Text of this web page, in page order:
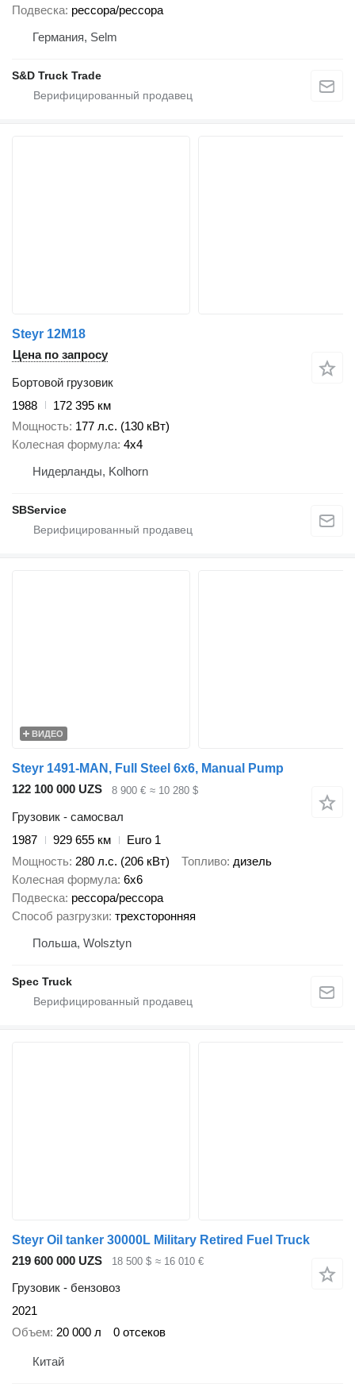
Подвеска рессора/рессора
Германия, Selm
S&D Truck Trade
Steyr 12M18
Цена по запросу
Бортовой грузовик
1988
172 395 км
Мощность 177 л.с. (130 кВт)
Колесная формула 4x4
Нидерланды, Kolhorn
SBService
ВИДЕО
Steyr 1491-MAN, Full Steel 6x6, Manual Pump
122 100 000 UZS
8 900 € ≈ 10 280 $
Грузовик - самосвал
1987
929 655 км
Euro 1
Мощность 280 л.с. (206 кВт) Топливо дизель
Колесная формула 6x6
Подвеска рессора/рессора
Способ разгрузки трехсторонняя
Польша, Wolsztyn
Spec Truck
Steyr Oil tanker 30000L Military Retired Fuel Truck
219 600 000 UZS
18 500 $ ≈ 16 010 €
Грузовик - бензовоз
2021
Объем 20 000 л 0 отсеков
Китай